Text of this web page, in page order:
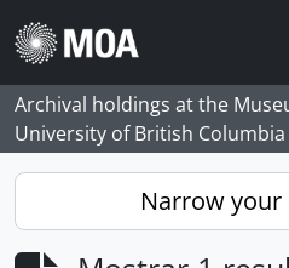
Skip to main content
Archival holdings at the
University of British Columbia
Narrow your